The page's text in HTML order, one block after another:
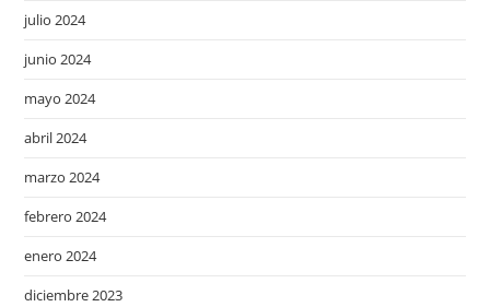
julio 2024
junio 2024
mayo 2024
abril 2024
marzo 2024
febrero 2024
enero 2024
diciembre 2023